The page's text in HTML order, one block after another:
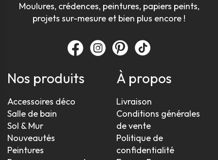
Moulures, crédences, peintures, papiers peints,
projets sur-mesure et bien plus encore !
Nos produits
Accessoires déco
Salle de bain
Sol & Mur
Nouveautés
Peintures
À propos
Livraison
Conditions générales
de vente
Politique de
confidentialité